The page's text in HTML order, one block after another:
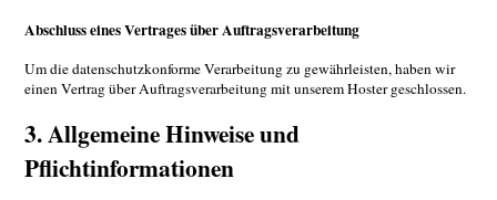
Abschluss eines Vertrages über Auftragsverarbeitung
Um die datenschutzkonforme Verarbeitung zu gewährleisten, haben wir
einen Vertrag über Auftragsverarbeitung mit unserem Hoster geschlossen.
3. Allgemeine Hinweise und
Pflichtinformationen